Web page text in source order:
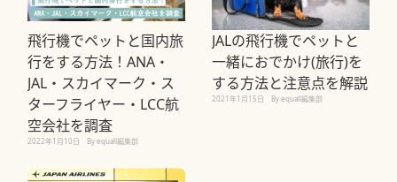
飛行機でペットと国内旅
行をする方法！ANA・
JAL・スカイマーク・ス
ターフライヤー・LCC航
空会社を調査
2022年1月10日 By equall編集部
JALの⾶⾏機でペットと
⼀緒におでかけ(旅行)を
する⽅法と注意点を解説
2021年1月15日 By equall編集部